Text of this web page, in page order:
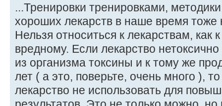
...Тренировки тренировками,
хороших лекарств в наше время тоже
Нельзя относиться к лекарствам, как
вредному. Если лекарство
из организма токсины и к тому же
лет ( а это, поверьте, очень много ),
лекарство не использовать для